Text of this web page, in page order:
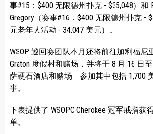
事#15：$400 无限德州扑克 - $35,048）和
Gregory（赛事#16：$400 无限德州扑克 -
元老年人活动 - 34,047 美元）。
WSOP 巡回赛团队本月还将前往加利福尼
Graton 度假村和赌场，并将于 8 月 16 日
萨硬石酒店和赌场，参加其中包括 1,700
事。
下表提供了 WSOPC Cherokee 冠军戒指获
单。